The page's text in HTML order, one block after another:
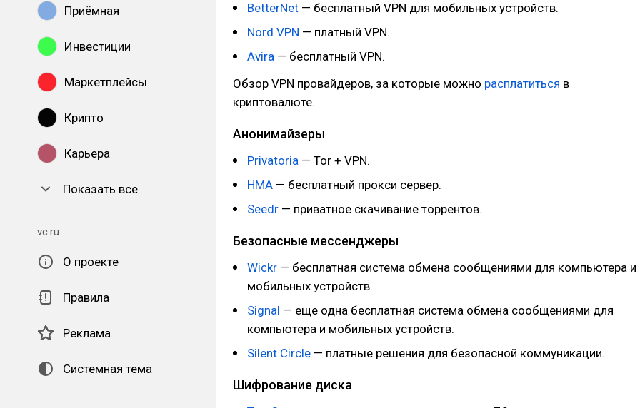
Приёмная
Инвестиции
Маркетплейсы
Крипто
Карьера
Показать все
vc.ru
О проекте
Правила
Реклама
Системная тема
BetterNet — бесплатный VPN для мобильных устройств.
Nord VPN — платный VPN.
Avira — бесплатный VPN.
Обзор VPN провайдеров, за которые можно расплатиться в
криптовалюте.
Анонимайзеры
Privatoria — Tor + VPN.
HMA — бесплатный прокси сервер.
Seedr — приватное скачивание торрентов.
Безопасные мессенджеры
Wickr — бесплатная система обмена сообщениями для компьютера и
мобильных устройств.
Signal — еще одна бесплатная система обмена сообщениями для
компьютера и мобильных устройств.
Silent Circle — платные решения для безопасной коммуникации.
Шифрование диска